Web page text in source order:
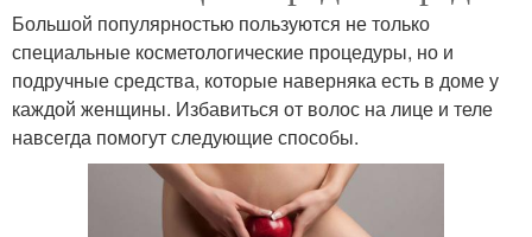
Большой популярностью пользуются не только
специальные косметологические процедуры, но и
подручные средства, которые наверняка есть в доме у
каждой женщины. Избавиться от волос на лице и теле
навсегда помогут следующие способы.